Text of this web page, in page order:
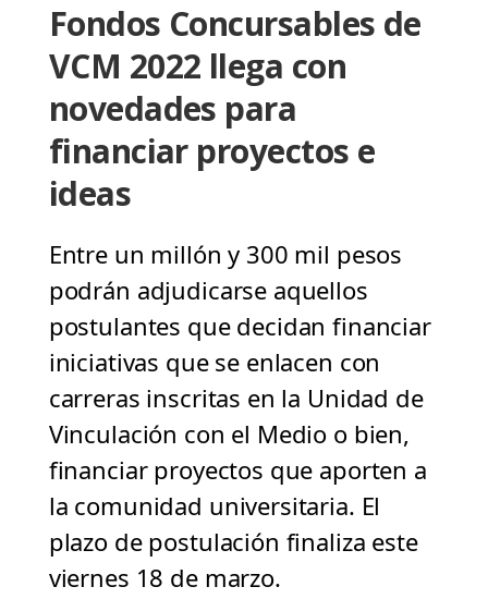
Fondos Concursables de
VCM 2022 llega con
novedades para
financiar proyectos e
ideas
Entre un millón y 300 mil pesos
podrán adjudicarse aquellos
postulantes que decidan financiar
iniciativas que se enlacen con
carreras inscritas en la Unidad de
Vinculación con el Medio o bien,
financiar proyectos que aporten a
la comunidad universitaria. El
plazo de postulación finaliza este
viernes 18 de marzo.